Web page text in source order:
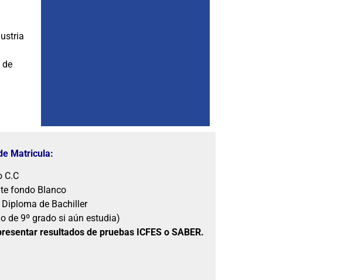
de
Matricula:
C.C
fondo Blanco
de Bachiller
de 9º grado si aún estudia)
resultados de pruebas ICFES o SABER.